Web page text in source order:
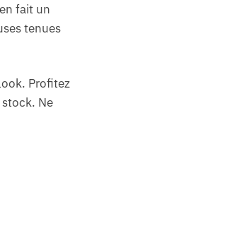
fait un
tenues
Profitez
Ne